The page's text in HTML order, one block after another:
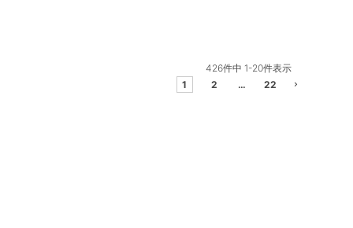
426件中 1-20件表示
1
2 … 22